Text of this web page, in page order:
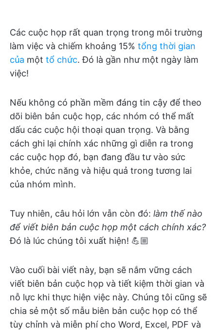
Các cuộc họp rất quan trọng trong môi trường
làm việc và chiếm khoảng 15% tổng thời gian
của một tổ chức. Đó là gần như một ngày làm
việc!
Nếu không có phần mềm đáng tin cậy để theo
dõi biên bản cuộc họp, các nhóm có thể mất
dấu các cuộc hội thoại quan trọng. Và bằng
cách ghi lại chính xác những gì diễn ra trong
các cuộc họp đó, bạn đang đầu tư vào sức
khỏe, chức năng và hiệu quả trong tương lai
của nhóm mình.
Tuy nhiên, câu hỏi lớn vẫn còn đó: làm thế nào
để viết biên bản cuộc họp một cách chính xác?
Đó là lúc chúng tôi xuất hiện! 💪🏼
Vào cuối bài viết này, bạn sẽ nắm vững cách
viết biên bản cuộc họp và tiết kiệm thời gian và
nỗ lực khi thực hiện việc này. Chúng tôi cũng sẽ
chia sẻ một số mẫu biên bản cuộc họp có thể
tùy chỉnh và miễn phí cho Word, Excel, PDF và